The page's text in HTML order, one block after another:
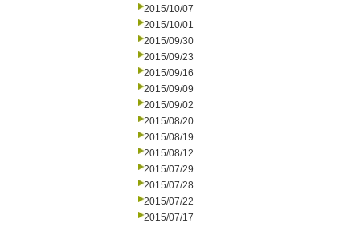
2015/10/07
2015/10/01
2015/09/30
2015/09/23
2015/09/16
2015/09/09
2015/09/02
2015/08/20
2015/08/19
2015/08/12
2015/07/29
2015/07/28
2015/07/22
2015/07/17